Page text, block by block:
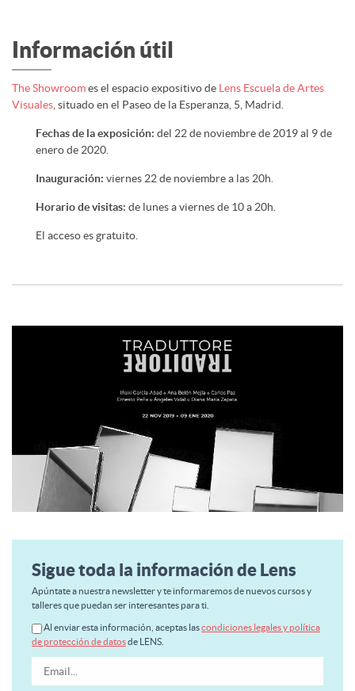
Información útil
The Showroomes el espacio expositivo de Lens Escuela de Artes
Visuales , situado en el Paseo de la Esperanza, 5, Madrid.
Fechas de la exposición: del 22 de noviembre de 2019 al 9 de
enero de 2020.
Inauguración: viernes 22 de noviembre a las 20h.
Horario de visitas: de lunes a viernes de 10 a 20h.
El acceso es gratuito.
Sigue toda la información de Lens
Apúntate a nuestra newsletter y te informaremos de nuevos cursos y
talleres que puedan ser interesantes para ti.
Al enviar esta información, aceptas lascondiciones legales y política
de protección de datosde LENS.